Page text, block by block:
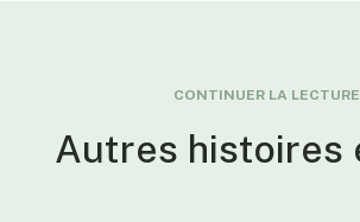
CONTINUER LA LECTURE
Autres histoires